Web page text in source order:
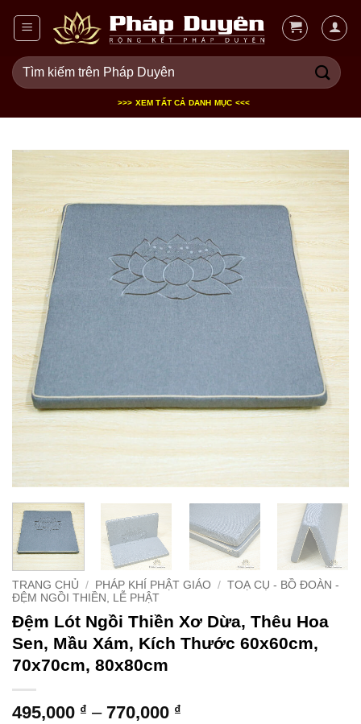
dung
Tìm
kiếm:
>>> XEM TẤT CẢ DANH MỤC <<<
TRANG CHỦ / PHÁP KHÍ PHẬT GIÁO / TOẠ CỤ - BỒ ĐOÀN -
ĐỆM NGỒI THIỀN, LỄ PHẬT
Đệm Lót Ngồi Thiền Xơ Dừa, Thêu Hoa
Sen, Mầu Xám, Kích Thước 60x60cm,
70x70cm, 80x80cm
495,000 ₫ – 770,000 ₫